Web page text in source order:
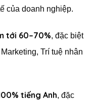
của doanh nghiệp.
tới 60–70%, đặc biệt
Trí tuệ nhân
tiếng Anh, đặc